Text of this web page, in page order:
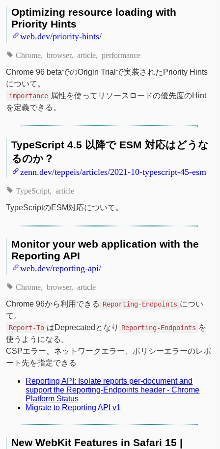
Optimizing resource loading with
Priority Hints
web.dev/priority-hints/
Chrome browser article performance
Chrome 96 betaでのOrigin Trialで実装されたPriority Hints
について。
importance 属性を使ってリソースロードの優先度のHint
を定義できる。
TypeScript 4.5 以降で ESM 対応はどうな
るのか？
zenn.dev/teppeis/articles/2021-10-typescript-45-esm
TypeScript article
TypeScriptのESM対応について。
Monitor your web application with the
Reporting API
web.dev/reporting-api/
Chrome browser article
Chrome 96から利用できる Reporting-Endpoints につい
て。
Report-To はDeprecatedとなり Reporting-Endpoints を
使うようになる。
CSPエラー、ネットワークエラー、ポリシーエラーのレポ
ート先を指定できる
Reporting API: Isolate reports per-document and
support the Reporting-Endpoints header - Chrome
Platform Status
Migrate to Reporting API v1
New WebKit Features in Safari 15 |